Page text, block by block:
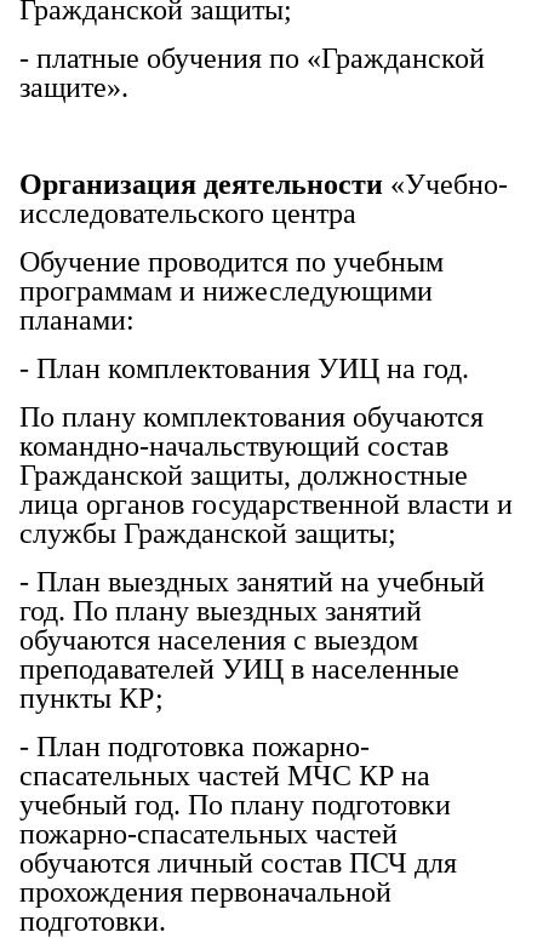
Гражданской защиты;
- платные обучения по «Гражданской
защите».
Организация деятельности «Учебно-
исследовательского центра
Обучение проводится по учебным
программам и нижеследующими
планами:
- План комплектования УИЦ на год.
По плану комплектования обучаются
командно-начальствующий состав
Гражданской защиты, должностные
лица органов государственной власти и
службы Гражданской защиты;
- План выездных занятий на учебный
год. По плану выездных занятий
обучаются населения с выездом
преподавателей УИЦ в населенные
пункты КР;
- План подготовка пожарно-
спасательных частей МЧС КР на
учебный год. По плану подготовки
пожарно-спасательных частей
обучаются личный состав ПСЧ для
прохождения первоначальной
подготовки.